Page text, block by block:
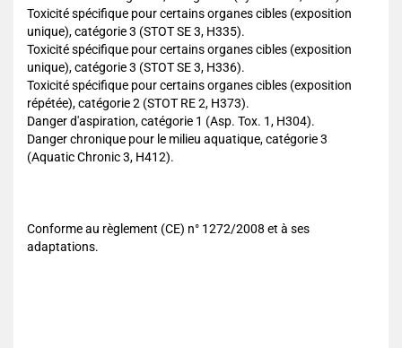
Toxicité spécifique pour certains organes cibles (exposition
unique), catégorie 3 (STOT SE 3, H335).
Toxicité spécifique pour certains organes cibles (exposition
unique), catégorie 3 (STOT SE 3, H336).
Toxicité spécifique pour certains organes cibles (exposition
répétée), catégorie 2 (STOT RE 2, H373).
Danger d'aspiration, catégorie 1 (Asp. Tox. 1, H304).
Danger chronique pour le milieu aquatique, catégorie 3
(Aquatic Chronic 3, H412).
Conforme au règlement (CE) n° 1272/2008 et à ses
adaptations.